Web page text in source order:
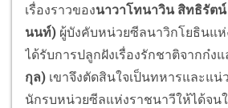
เรื่องราวของนาวาโทนาวิน สิทธิรัต
นนท์) ผู้บังคับหน่วยซีลนาวิกโยธินแ
ได้รับการปลูกฝังเรื่องรักชาติจากก๋งแ
กุล) เขาจึงตัดสินใจเป็นทหารและแน่
นักรบหน่วยซีลแห่งราชนาวีให้ได้จน